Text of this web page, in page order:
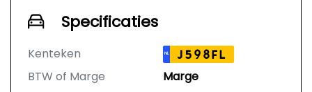
Specificaties
Kenteken NL J598FL
BTW of Marge
Marge